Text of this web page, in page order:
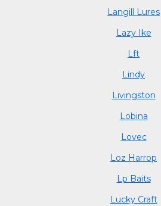
Langill Lures
Lazy Ike
Lft
Lindy
Livingston
Lobina
Lovec
Loz Harrop
Lp Baits
Lucky Craft